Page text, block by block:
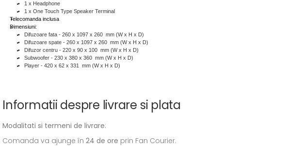
1 x Headphone
1 x One Touch Type Speaker Terminal
Telecomanda inclusa
Dimensiuni:
Difuzoare fata - 260 x 1097 x 260 mm (W x H x D)
Difuzoare spate - 260 x 1097 x 260 mm (W x H x D)
Difuzor centru - 220 x 90 x 100 mm (W x H x D)
Subwoofer - 230 x 380 x 360 mm (W x H x D)
Player - 420 x 62 x 331 mm (W x H x D)
Informatii despre livrare si plata
Modalitati si termeni de livrare:
Comanda va ajunge în 24 de ore prin Fan Courier.